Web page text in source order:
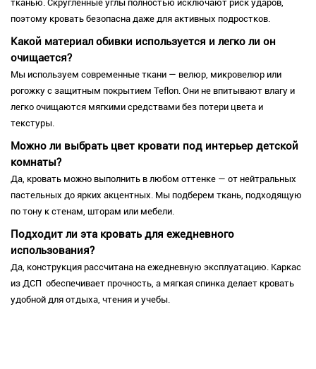
тканью. Скругленные углы полностью исключают риск ударов,
поэтому кровать безопасна даже для активных подростков.
Какой материал обивки используется и легко ли он
очищается?
Мы используем современные ткани — велюр, микровелюр или
рогожку с защитным покрытием Teflon. Они не впитывают влагу и
легко очищаются мягкими средствами без потери цвета и
текстуры.
Можно ли выбрать цвет кровати под интерьер детской
комнаты?
Да, кровать можно выполнить в любом оттенке — от нейтральных
пастельных до ярких акцентных. Мы подберем ткань, подходящую
по тону к стенам, шторам или мебели.
Подходит ли эта кровать для ежедневного
использования?
Да, конструкция рассчитана на ежедневную эксплуатацию. Каркас
из ДСП обеспечивает прочность, а мягкая спинка делает кровать
удобной для отдыха, чтения и учебы.